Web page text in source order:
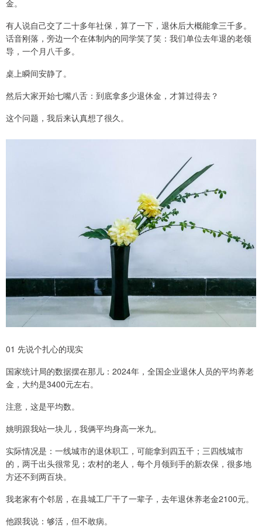
金。
有人说自己交了二十多年社保，算了一下，退休后大概能拿三千多。
话音刚落，旁边一个在体制内的同学笑了笑：我们单位去年退的老领
导，一个月八千多。
桌上瞬间安静了。
然后大家开始七嘴八舌：到底拿多少退休金，才算过得去？
这个问题，我后来认真想了很久。
01 先说个扎心的现实
国家统计局的数据摆在那儿：2024年，全国企业退休人员的平均养老
金，大约是3400元左右。
注意，这是平均数。
姚明跟我站一块儿，我俩平均身高一米九。
实际情况是：一线城市的退休职工，可能拿到四五千；三四线城市
的，两千出头很常见；农村的老人，每个月领到手的新农保，很多地
方还不到两百块。
我老家有个邻居，在县城工厂干了一辈子，去年退休养老金2100元。
他跟我说：够活，但不敢病。